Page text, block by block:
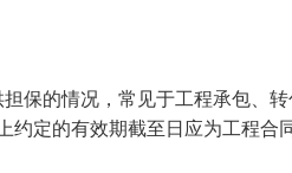
保的情况，常见于工程承包、
定的有效期截至日应为工程合